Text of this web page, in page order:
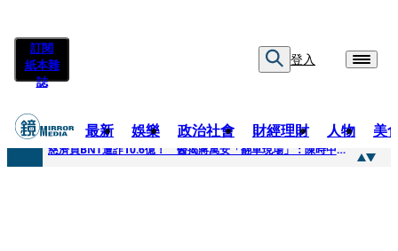
訂閱
紙本雜
誌
登入
最新 娛樂 政治社會 財經理財 人物 美
快訊
慈濟買BNT遭詐10.6億！ 醫揭蔣萬安「翻車現場」：陳時中當年是阻止被騙